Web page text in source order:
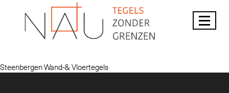
Steenbergen Wand-& Vloertegels